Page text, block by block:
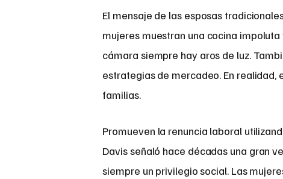
El mensaje de las esposas
mujeres muestran una cocina
cámara siempre hay aros de luz.
estrategias de mercadeo. En realidad,
familias.
Promueven la renuncia laboral
Davis señaló hace décadas una gran
siempre un privilegio social. Las